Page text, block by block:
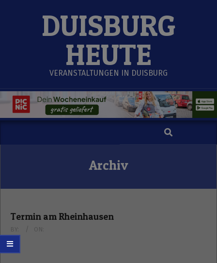
DUISBURG
HEUTE
VERANSTALTUNGEN IN DUISBURG
Search
Archiv
Termin am Rheinhausen
BY: ON: